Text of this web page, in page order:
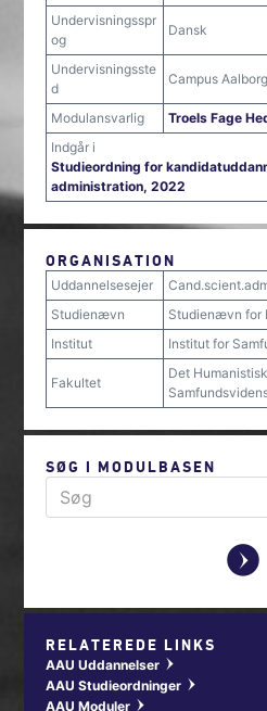
Undervisningsspr
og
Dansk
Undervisningsste
d
Campus Aalborg
Modulansvarlig
Troels Fage
Indgår i
Studieordning for
administration, 2022
ORGANISATION
Uddannelsesejer
Studienævn
Studienævn for
Institut
Institut for
Fakultet
Det
SØG I MODULBASEN
y
RELATEREDE LINKS
AAU Uddannelser w
AAU Studieordninger w
AAU Moduler w